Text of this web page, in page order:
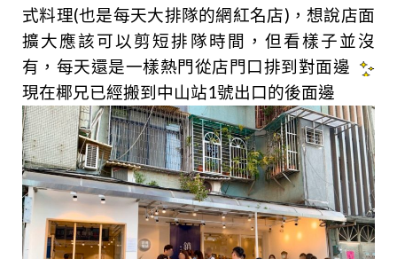
式料理(也是每天大排隊的網紅名店)，想說店面
擴大應該可以剪短排隊時間，但看樣子並沒
有，每天還是一樣熱門從店門口排到對面邊
現在椰兄已經搬到中山站1號出口的後面邊